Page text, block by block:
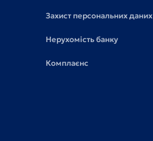
Захист персональних даних
Нерухомість банку
Комплаєнс